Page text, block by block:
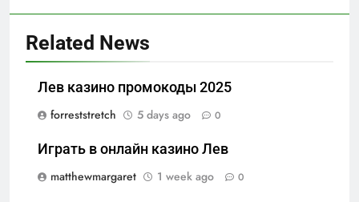
Related News
Лев казино промокоды 2025
forreststretch
5 days ago 0
Играть в онлайн казино Лев
matthewmargaret
1 week ago 0